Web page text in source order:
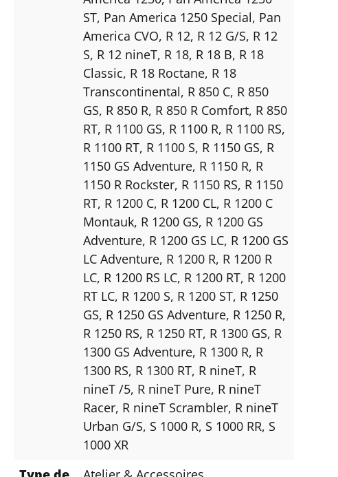
ST, Pan America 1250 Special, Pan
America CVO, R 12, R 12 G/S, R 12
S, R 12 nineT, R 18, R 18 B, R 18
Classic, R 18 Roctane, R 18
Transcontinental, R 850 C, R 850
GS, R 850 R, R 850 R Comfort, R 850
RT, R 1100 GS, R 1100 R, R 1100 RS,
R 1100 RT, R 1100 S, R 1150 GS, R
1150 GS Adventure, R 1150 R, R
1150 R Rockster, R 1150 RS, R 1150
RT, R 1200 C, R 1200 CL, R 1200 C
Montauk, R 1200 GS, R 1200 GS
Adventure, R 1200 GS LC, R 1200 GS
LC Adventure, R 1200 R, R 1200 R
LC, R 1200 RS LC, R 1200 RT, R 1200
RT LC, R 1200 S, R 1200 ST, R 1250
GS, R 1250 GS Adventure, R 1250 R,
R 1250 RS, R 1250 RT, R 1300 GS, R
1300 GS Adventure, R 1300 R, R
1300 RS, R 1300 RT, R nineT, R
nineT /5, R nineT Pure, R nineT
Racer, R nineT Scrambler, R nineT
Urban G/S, S 1000 R, S 1000 RR, S
1000 XR